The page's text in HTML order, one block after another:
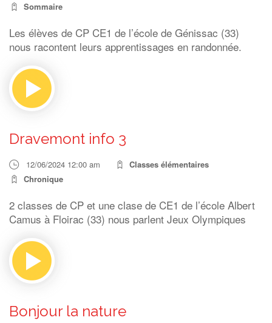
Sommaire
Les élèves de CP CE1 de l’école de Génissac (33)
nous racontent leurs apprentissages en randonnée.
Dravemont info 3
12/06/2024 12:00 am
Classes élémentaires
Chronique
2 classes de CP et une clase de CE1 de l’école Albert
Camus à Floirac (33) nous parlent Jeux Olympiques
Bonjour la nature